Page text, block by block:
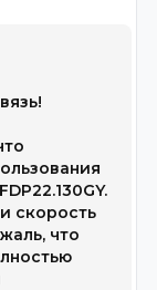
скорость
что